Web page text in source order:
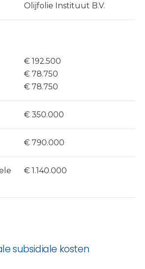
Olijfolie Instituut B.V.
€ 192.500
€ 78.750
€ 78.750
€ 350.000
€ 790.000
€ 1.140.000
subsidiale kosten